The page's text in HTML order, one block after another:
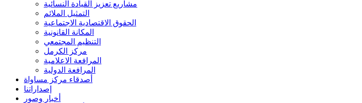
مشاريع تعزيز القيادة النسائية
التمثيل الملائم
الحقوق الاقتصادية الاجتماعية
المكانة القانونية
التنظيم المجتمعي
مركز الكرمل
المرافعة الاعلامية
المرافعة الدولية
أصدقاء مركز مساواة
إصداراتنا
أخبار وصور